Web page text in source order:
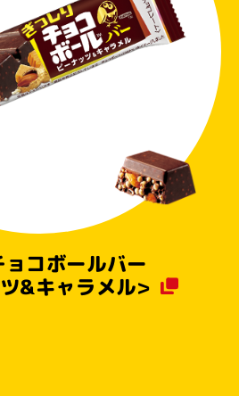
コボールバー
&キャラメル>